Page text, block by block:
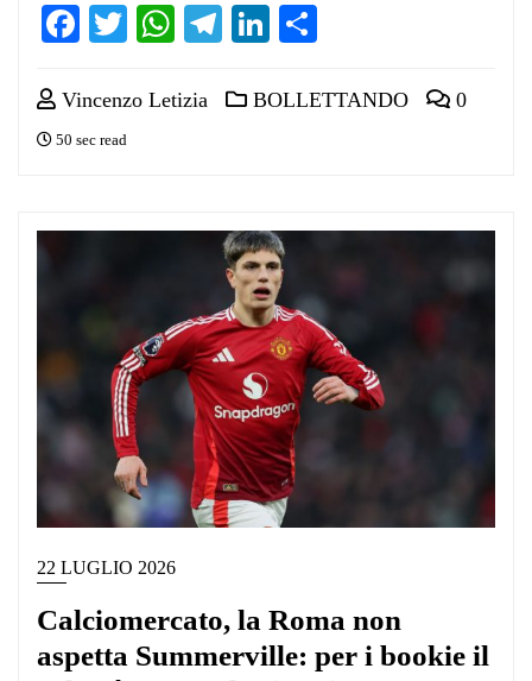
Facebook
TwitterWhatsApp
Telegram
LinkedIn
Vincenzo Letizia BOLLETTANDO 0
50 sec read
22 LUGLIO 2026
Calciomercato, la Roma non
aspetta Summerville: per i bookie il